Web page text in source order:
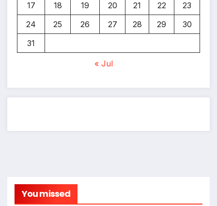
17
18 19 20 21 22
23
24
25 26 27 28 29
30
31
« Jul
You missed